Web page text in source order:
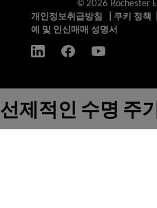
© 2026 Rochester
개인정보취급방침
쿠키 정책
예 및 인신매매 성명서
선제적인 수명 주